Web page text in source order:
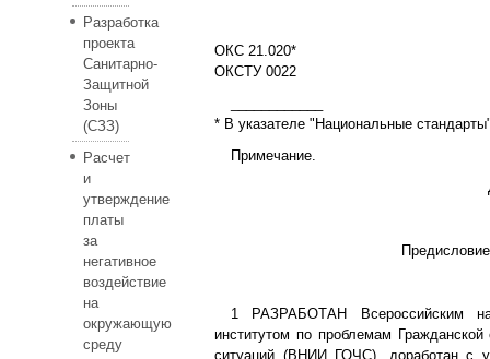
Разработка
проекта
Санитарно-
Защитной
Зоны
(СЗЗ)
Расчет
и
утверждение
платы
за
негативное
воздействие
на
окружающую
среду
ОКС 21.020*
ОКСТУ 0022
* В указателе "Национальные
Примечание.
Предисловие
1 РАЗРАБОТАН Всероссийским
институтом по проблемам
ситуаций (ВНИИ ГОЧС), доработан с